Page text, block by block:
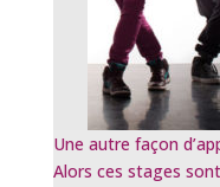
Une autre façon
Alors ces stages